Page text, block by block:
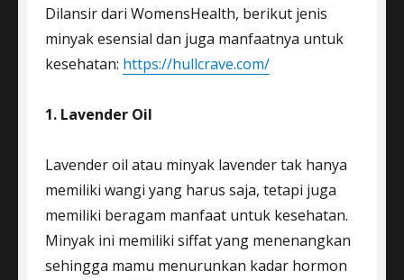
Dilansir dari WomensHealth, berikut jenis
minyak esensial dan juga manfaatnya untuk
kesehatan: https://hullcrave.com/
1. Lavender Oil
Lavender oil atau minyak lavender tak hanya
memiliki wangi yang harus saja, tetapi juga
memiliki beragam manfaat untuk kesehatan.
Minyak ini memiliki siffat yang menenangkan
sehingga mamu menurunkan kadar hormon